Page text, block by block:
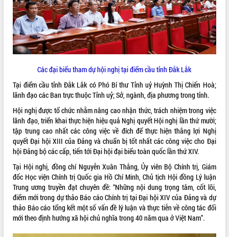
quan trọng
Bí thư Tỉnh ủy Lương Nguyễn Minh
Triết thăm, tặng quà người có công với
cách mạng
Rà soát, hoàn thiện hệ thống thiết chế
văn hóa, thể thao đáp ứng yêu cầu
Thường trực HĐND tỉnh Đắk Lắk gặp
mặt Đoàn chuyên gia y tế TP. Hồ Chí
Minh
Lễ truy điệu và an táng hài cốt liệt sĩ
tại Nghĩa trang Liệt sĩ xã Sơn Hòa
Bàn giải pháp tháo gỡ khó khăn trong
xuất khẩu sầu riêng và triển khai quy
định EUDR
Thứ trưởng Bộ Nông nghiệp và Môi
trường Nguyễn Hoàng Hiệp khảo sát
vùng trồng và doanh nghiệp đóng gói
sầu riêng tại Đắk Lắk
Trình diễn nghệ thuật chế biến các
món ăn từ sầu riêng
LIÊN KẾT WEB
THỐNG KÊ TRUY CẬP
Hôm nay: 4720
Tất cả: 66050043
Các đại biểu tham dự hội nghị tại điểm cầu tỉnh Đắk Lắk
Tại điểm cầu tỉnh Đắk Lắk có Phó Bí thư Tỉnh uỷ Huỳnh Thị Chiến Hoà;
lãnh đạo các Ban trực thuộc Tỉnh uỷ; Sở, ngành, địa phương trong tỉnh.
Hội nghị được tổ chức nhằm nâng cao nhận thức, trách nhiệm trong việc
lãnh đạo, triển khai thực hiện hiệu quả Nghị quyết Hội nghị lần thứ mười;
tập trung cao nhất các công việc về đích để thực hiện thắng lợi Nghị
quyết Đại hội XIII của Đảng và chuẩn bị tốt nhất các công việc cho Đại
hội Đảng bộ các cấp, tiến tới Đại hội đại biểu toàn quốc lần thứ XIV.
Tại Hội nghị, đồng chí Nguyễn Xuân Thắng, Ủy viên Bộ Chính trị, Giám
đốc Học viện Chính trị Quốc gia Hồ Chí Minh, Chủ tịch Hội đồng Lý luận
Trung ương truyền đạt chuyên đề: “Những nội dung trọng tâm, cốt lõi,
điểm mới trong dự thảo Báo cáo Chính trị tại Đại hội XIV của Đảng và dự
thảo Báo cáo tổng kết một số vấn đề lý luận và thực tiễn về công tác đổi
mới theo định hướng xã hội chủ nghĩa trong 40 năm qua ở Việt Nam”.